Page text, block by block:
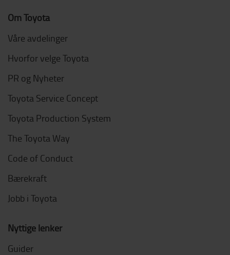
Om Toyota
Våre avdelinger
Hvorfor velge Toyota
PR og Nyheter
Toyota Service Concept
Toyota Production System
The Toyota Way
Code of Conduct
Bærekraft
Jobb i Toyota
Nyttige lenker
Guider